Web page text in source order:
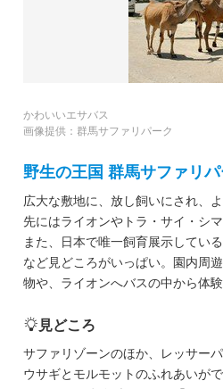
かわいいエサバス
画像提供：群馬サファリパーク
野生の王国 群馬サファリパ
広大な敷地に、放し飼いにされ、
先にはライオンやトラ・サイ・シ
また、日本で唯一飼育展示してい
など見どころがいっぱい。園内周
物や、ライオンへバスの中から体
見どころ
サファリゾーンのほか、レッサー
ウサギとモルモットのふれあいが